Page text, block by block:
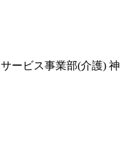
ービス事業部(介護) 神